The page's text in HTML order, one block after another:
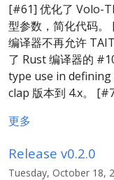
[#61] 优化了 Volo-
型参数，简化代码
编译器不再允许
了 Rust 编译器的
type use in defining
clap 版本到 4.x。
更多
Release v0.2.0
Tuesday, October 18,